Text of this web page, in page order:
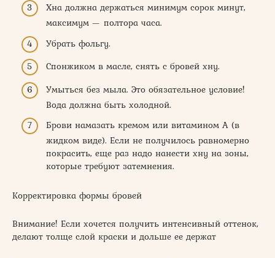
Хна должна держаться минимум сорок минут,
максимум — полтора часа.
Убрать фольгу.
Спонжиком в масле, снять с бровей хну.
Умыться без мыла. Это обязательное условие!
Вода должна быть холодной.
Брови намазать кремом или витамином А (в
жидком виде). Если не получилось равномерно
покрасить, еще раз надо нанести хну на зоны,
которые требуют затемнения.
Корректировка формы бровей
Внимание! Если хочется получить интенсивный оттенок,
делают толще слой краски и дольше ее держат